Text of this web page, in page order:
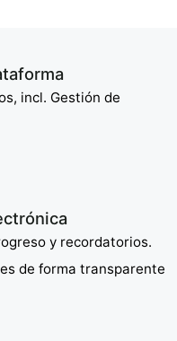
incl. Gestión de
y recordatorios.
de forma transparente